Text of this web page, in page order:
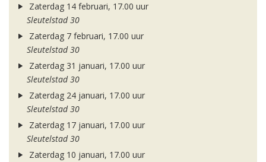
Zaterdag 14 februari, 17.00 uur
Sleutelstad 30
Zaterdag 7 februari, 17.00 uur
Sleutelstad 30
Zaterdag 31 januari, 17.00 uur
Sleutelstad 30
Zaterdag 24 januari, 17.00 uur
Sleutelstad 30
Zaterdag 17 januari, 17.00 uur
Sleutelstad 30
Zaterdag 10 januari, 17.00 uur